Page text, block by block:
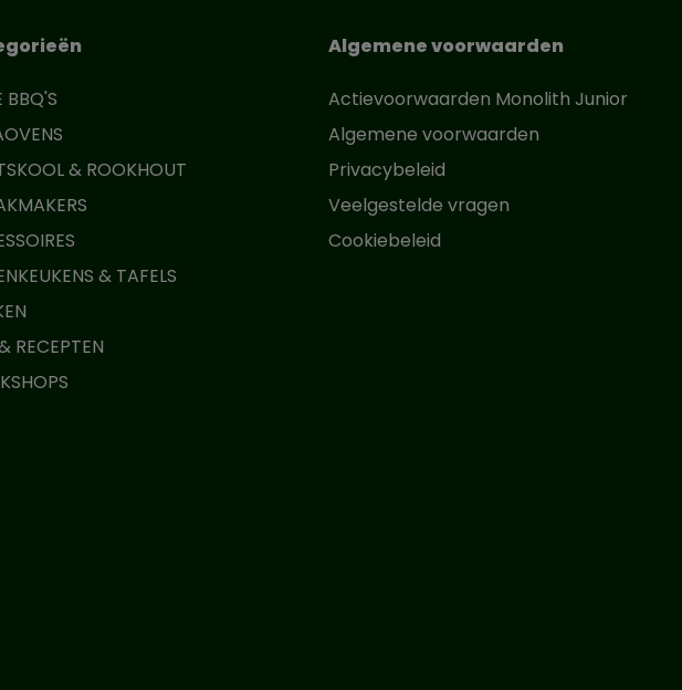
BBQ'S
& ROOKHOUT
& TAFELS
RECEPTEN
Algemene voorwaarden
Actievoorwaarden Monolith Junior
Algemene voorwaarden
Privacybeleid
Veelgestelde vragen
Cookiebeleid